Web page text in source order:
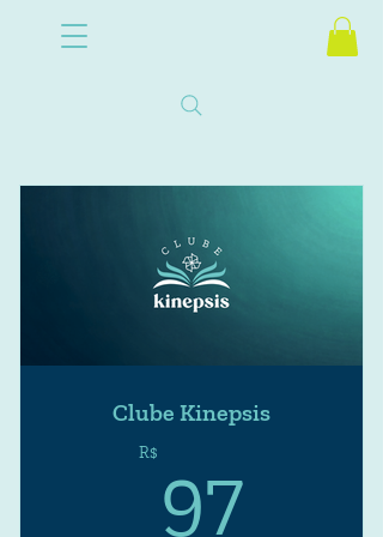
Clube Kinepsis
R$ 97